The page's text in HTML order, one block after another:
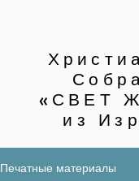
«СВЕТ
из
Печатные материалы